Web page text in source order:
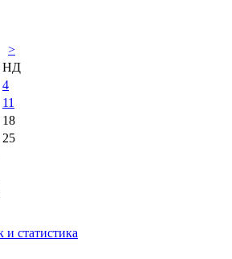
>
НД
4
11
18
25